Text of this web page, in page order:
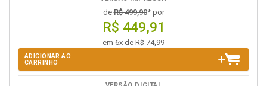
deR$ 499,90* por
R$ 449,91
em 6x de R$ 74,99
ADICIONAR AO
CARRINHO